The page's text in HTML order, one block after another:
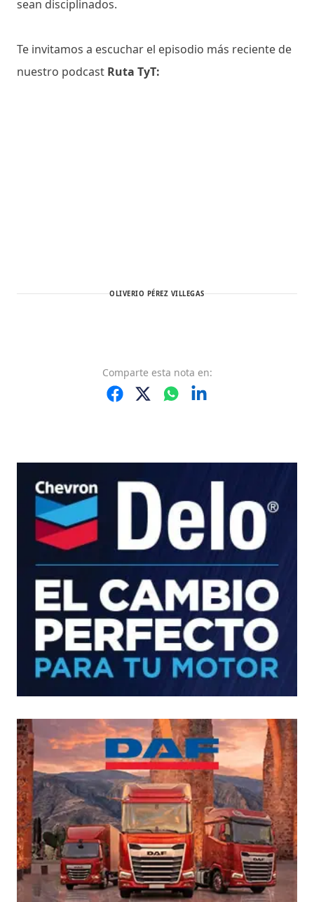
sean disciplinados.
Te invitamos a escuchar el episodio más reciente de
nuestro podcast Ruta TyT:
OLIVERIO PÉREZ VILLEGAS
Comparte esta nota en: